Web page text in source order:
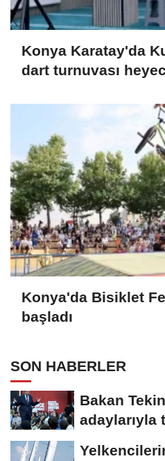
Konya Karatay'da
dart turnuvası
Konya'da Bisiklet
başladı
SON HABERLER
Bakan
adaylarıyla